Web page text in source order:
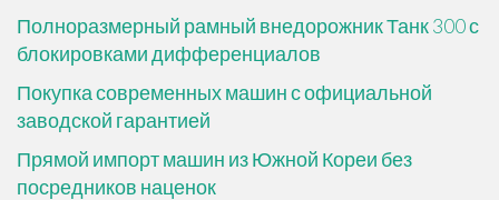
Полноразмерный рамный внедорожник Танк 300 с
блокировками дифференциалов
Покупка современных машин с официальной
заводской гарантией
Прямой импорт машин из Южной Кореи без
посредников наценок